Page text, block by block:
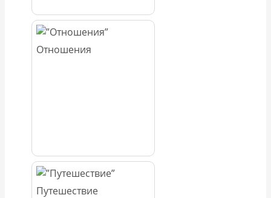
Отношения
Путешествие